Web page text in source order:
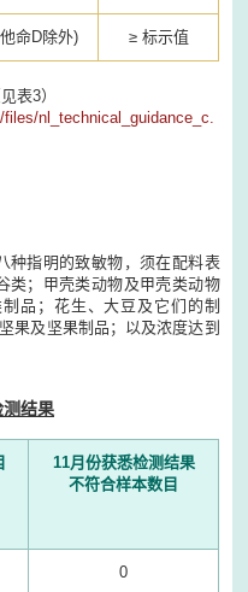
命D除外) ≥ 标示值
表3）
nl_technical_guidance_c.
种指明的致敏物，须在配料表
类；甲壳类动物及甲壳类动物
品；花生、大豆及它们的制
果及坚果制品；以及浓度达到
结果
11月份获悉检测结果
不符合样本数目
0